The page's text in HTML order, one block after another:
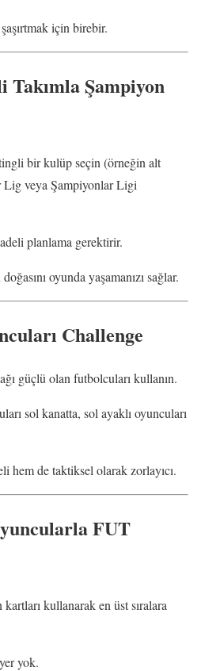
için birebir.
Takımla Şampiyon
bir kulüp seçin (örneğin alt
Lig veya Şampiyonlar Ligi
planlama gerektirir.
oyunda yaşamanızı sağlar.
Challenge
güçlü olan futbolcuları kullanın.
sol kanatta, sol ayaklı oyuncuları
hem de taktiksel olarak zorlayıcı.
FUT
kullanarak en üst sıralara
yok.